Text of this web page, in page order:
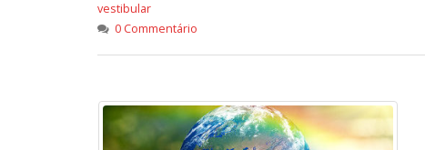
vestibular
0 Commentário